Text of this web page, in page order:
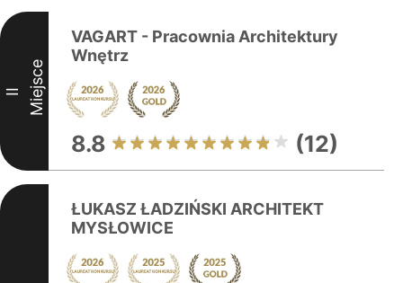
II Miejsce
VAGART - Pracownia Architektury
Wnętrz
8.8 (12)
ŁUKASZ ŁADZIŃSKI ARCHITEKT
MYSŁOWICE